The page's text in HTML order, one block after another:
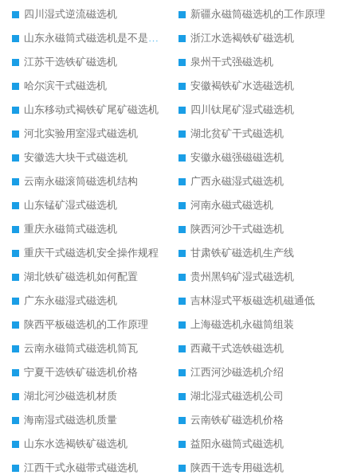
四川湿式逆流磁选机
新疆永磁筒磁选机的工作原理
山东永磁筒式磁选机是不是强磁
浙江水选褐铁矿磁选机
江苏干选铁矿磁选机
泉州干式强磁选机
哈尔滨干式磁选机
安徽褐铁矿水选磁选机
山东移动式褐铁矿尾矿磁选机
四川钛尾矿湿式磁选机
河北实验用室湿式磁选机
湖北贫矿干式磁选机
安徽选大块干式磁选机
安徽永磁强磁磁选机
云南永磁滚筒磁选机结构
广西永磁湿式磁选机
山东锰矿湿式磁选机
河南永磁式磁选机
重庆永磁筒式磁选机
陕西河沙干式磁选机
重庆干式磁选机安全操作规程
甘肃铁矿磁选机生产线
湖北铁矿磁选机如何配置
贵州黑钨矿湿式磁选机
广东永磁湿式磁选机
吉林湿式平板磁选机磁通低
陕西平板磁选机的工作原理
上海磁选机永磁筒组装
云南永磁筒式磁选机筒瓦
西藏干式选铁磁选机
宁夏干选铁矿磁选机价格
江西河沙磁选机介绍
湖北河沙磁选机材质
湖北湿式磁选机公司
海南湿式磁选机质量
云南铁矿磁选机价格
山东水选褐铁矿磁选机
益阳永磁筒式磁选机
江西干式永磁带式磁选机
陕西干选专用磁选机